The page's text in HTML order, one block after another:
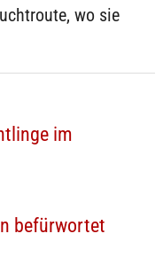
wo sie
im
befürwortet